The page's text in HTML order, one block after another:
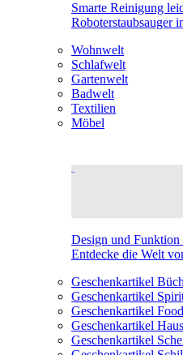
Smarte Reinigung
Roboterstaubsauger
Wohnwelt
Schlafwelt
Gartenwelt
Badwelt
Textilien
Möbel
Design und Funktion
Entdecke die Welt
Geschenkartikel
Geschenkartikel
Geschenkartikel Food
Geschenkartikel
Geschenkartikel